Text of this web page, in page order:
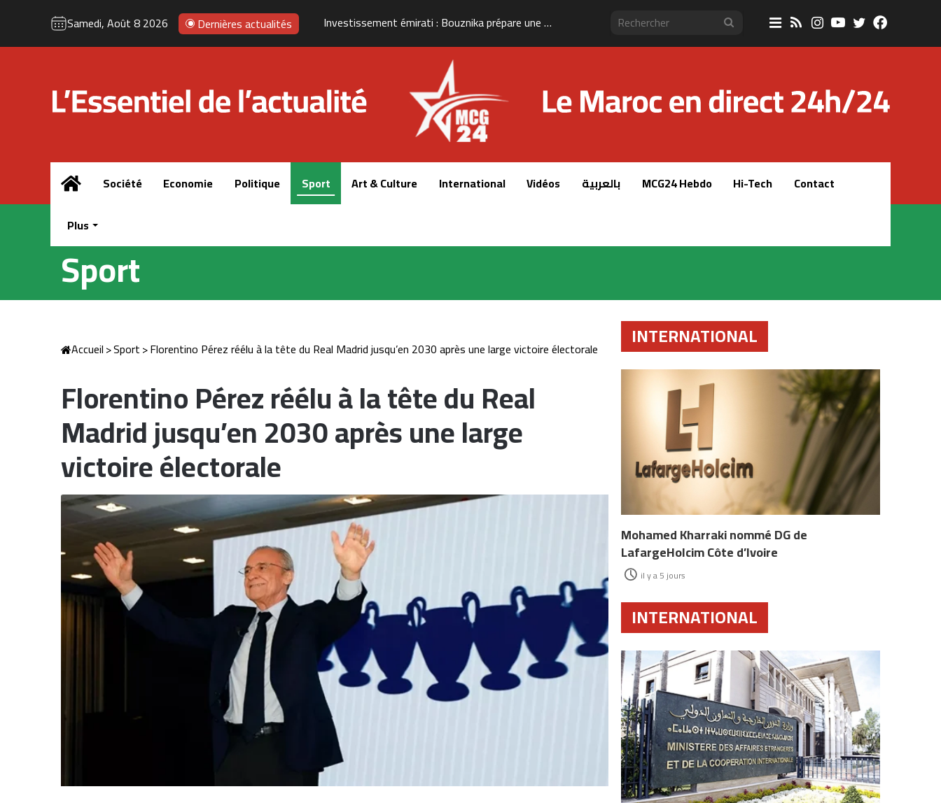
Samedi, Août 8 2026 Dernières actualités RechercherSidebar
(barre
RSSInstagram
YouTube
Twitter
AccueilSociété Economie Politique Sport Art & Culture International Vidéos بالعربية MCG24 Hebdo Hi-Tech
Contact
Plus
Sport
Accueil>Sport>Florentino Pérez réélu à la tête du Real Madrid jusqu’en 2030 après une large victoire électorale
Florentino Pérez réélu à la tête du Real
Madrid jusqu’en 2030 après une large
victoire électorale
INTERNATIONAL
Mohamed Kharraki nommé DG de
LafargeHolcim Côte d’Ivoire
il y a 5 jours
INTERNATIONAL